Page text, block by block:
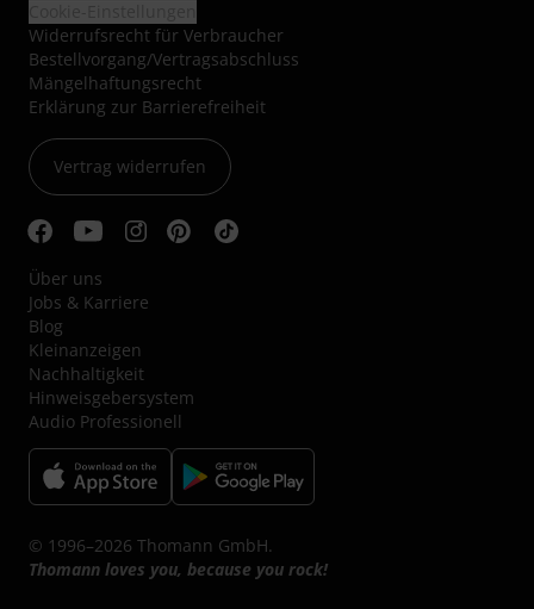
Widerrufsrecht für Verbraucher
Bestellvorgang/Vertragsabschluss
Mängelhaftungsrecht
Erklärung zur Barrierefreiheit
Vertrag widerrufen
Über uns
Jobs & Karriere
Blog
Kleinanzeigen
Nachhaltigkeit
Hinweisgebersystem
Audio Professionell
© 1996–2026 Thomann GmbH.
Thomann loves you, because you rock!